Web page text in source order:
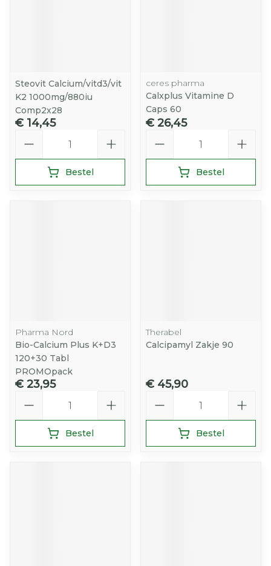
Steovit Calcium/vitd3/vit
K2 1000mg/880iu
Comp2x28
€ 14,45
Bestel
ceres pharma
Calxplus Vitamine D
Caps 60
€ 26,45
Bestel
Pharma Nord
Bio-Calcium Plus K+D3
120+30 Tabl
PROMOpack
€ 23,95
Bestel
Therabel
Calcipamyl Zakje 90
€ 45,90
Bestel